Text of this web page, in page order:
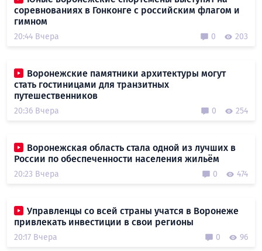
соревнованиях в Гонконге с российским флагом и
гимном
20:44 Вчера 0 203
Воронежские памятники архитектуры могут
стать гостиницами для транзитных
путешественников
20:36 Вчера 0 254
Воронежская область стала одной из лучших в
России по обеспеченности населения жильём
20:23 Вчера 0 474
Управленцы со всей страны учатся в Воронеже
привлекать инвестиции в свои регионы
20:17 Вчера 0 96